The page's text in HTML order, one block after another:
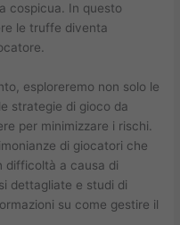
cospicua. In questo
le truffe diventa
esploreremo non solo le
strategie di gioco da
per minimizzare i rischi.
di giocatori che
difficoltà a causa di
dettagliate e studi di
su come gestire il